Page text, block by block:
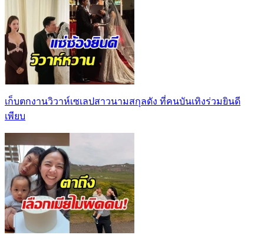
เก็บตกงานวิวาห์เซเลปสาวนามสกุลดัง ที่คนบันเทิงร่วมยินดี
เพียบ